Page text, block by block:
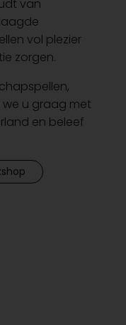
van
vol plezier
zorgen.
we u graag met
en beleef